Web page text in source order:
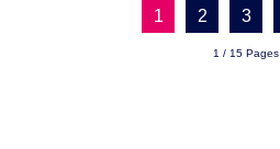
1 2 3
1 / 15 Pages